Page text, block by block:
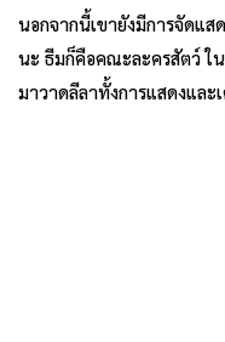
นอกจากนี้เขายังมีการจัดแส
นะ ธีมก็คือคณะละครสัตว์ ใ
มาวาดลีลาทั้งการแสดงแล